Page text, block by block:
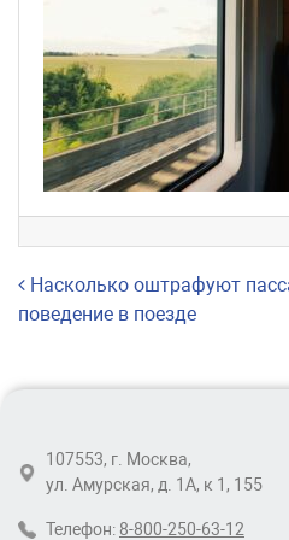
Навигация по
Насколько оштрафуют
поведение в поезде
107553, г. Москва,
ул. Амурская, д. 1А, к 1, 155
Телефон: 8-800-250-63-12